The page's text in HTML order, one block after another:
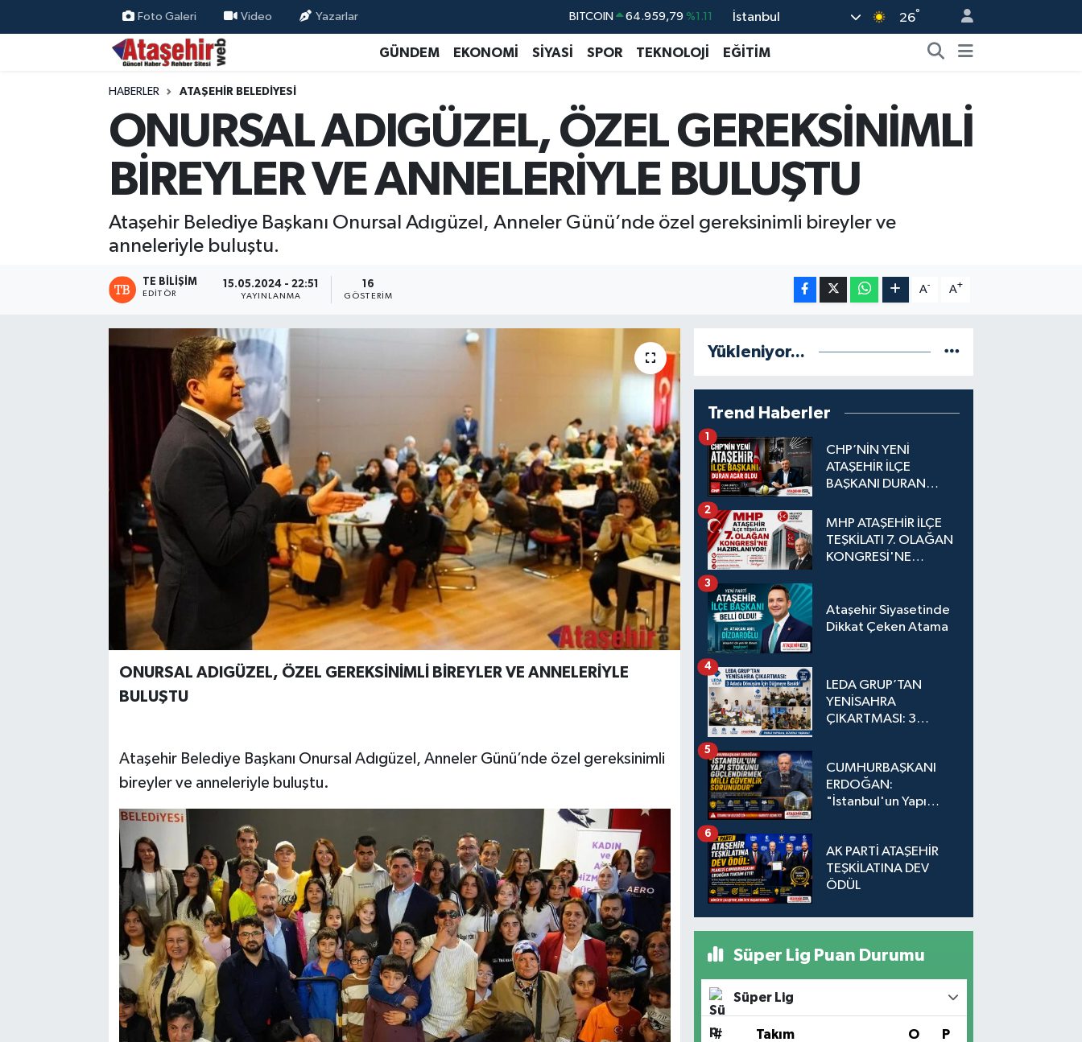
Foto Galeri Video Yazarlar DOLAR 47,7436 %0.18
EURO 55,2510 %0.32
GRAM ALTIN
BİST100 13.779 %-14
BITCOIN 64.959,79 %1.11
İstanbul 26°
GÜNDEM EKONOMİ SİYASİ SPOR TEKNOLOJİ EĞİTİM
HABERLER ATAŞEHİR BELEDİYESİ
ONURSAL ADIGÜZEL, ÖZEL GEREKSİNİMLİ
BİREYLER VE ANNELERİYLE BULUŞTU
Ataşehir Belediye Başkanı Onursal Adıgüzel, Anneler Günü’nde özel gereksinimli bireyler ve
anneleriyle buluştu.
TE BILIŞIM
EDITÖR
15.05.2024 - 22:51
YAYINLANMA
16
GÖSTERIM
A- A+
ONURSAL ADIGÜZEL, ÖZEL GEREKSİNİMLİ BİREYLER VE ANNELERİYLE
BULUŞTU
Ataşehir Belediye Başkanı Onursal Adıgüzel, Anneler Günü’nde özel gereksinimli
bireyler ve anneleriyle buluştu.
Yükleniyor...
Trend Haberler
CHP’NİN YENİ
ATAŞEHİR İLÇE
BAŞKANI DURAN
1
MHP ATAŞEHİR İLÇE
TEŞKİLATI 7. OLAĞAN
KONGRESİ'NE
2
Ataşehir Siyasetinde
Dikkat Çeken Atama
3
LEDA GRUP’TAN
YENİSAHRA
ÇIKARTMASI: 3
4
CUMHURBAŞKANI
ERDOĞAN:
"İstanbul'un Yapı
Güvenlik Sorunudur"
5
AK PARTİ ATAŞEHİR
TEŞKİLATINA DEV
ÖDÜL
6
Süper Lig Puan Durumu
Süper Lig
# Takım O P
Hava Durumu
Süper Lig Puan Durumu ve Fikstür
Tüm Manşetler
Son Dakika Haberleri